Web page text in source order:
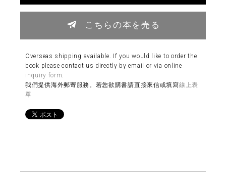
こちらの本を売る
Overseas shipping available. If you would like to order the
book please contact us directly by email or via online
inquiry form
我們提供海外郵寄服務。若您欲購書請直接來信或填寫線上表
單